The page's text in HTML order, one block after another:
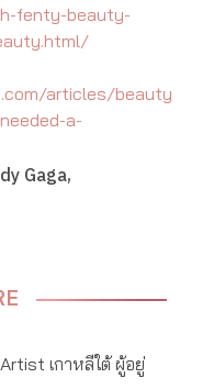
fenty-beauty-
articles/beauty
a-
Gaga